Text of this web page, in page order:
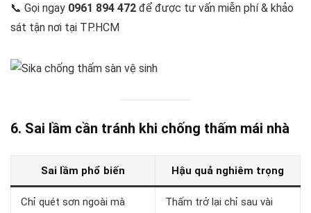
📞 Gọi ngay 0961 894 472 để được tư vấn miễn phí & khảo
sát tận nơi tại TP.HCM
6. Sai lầm cần tránh khi chống thấm mái nhà
Sai lầm phổ biến Hậu quả nghiêm trọng
Chỉ quét sơn ngoài mà
Thấm trở lại chỉ sau vài